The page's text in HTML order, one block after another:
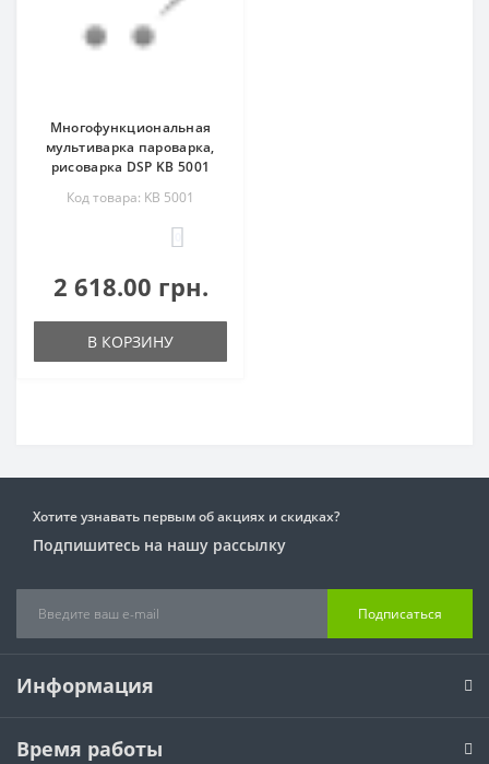
Многофункциональная
мультиварка пароварка,
рисоварка DSP KB 5001
Код товара: KB 5001
2 618.00 грн.
В КОРЗИНУ
Хотите узнавать первым об акциях и скидках?
Подпишитесь на нашу рассылку
Подписаться
Информация
Время работы